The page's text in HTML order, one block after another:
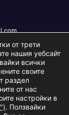
S.I.T Solutions
от трети
нашия уебсайт
всички
своите
раздел
от нас
настройки в
. Ползвайки